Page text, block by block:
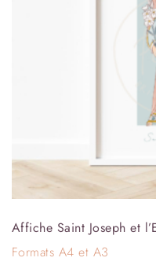
Affiche Saint Joseph et
Formats A4 et A3